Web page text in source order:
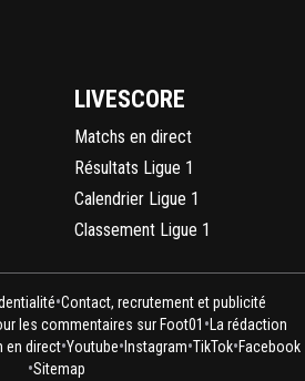
LIVESCORE
Matchs en direct
Résultats Ligue 1
Calendrier Ligue 1
Classement Ligue 1
•Contact, recrutement et publicité
les commentaires sur Foot01 • La rédaction
en direct•Youtube• Instagram•TikTok•Facebook
•Sitemap